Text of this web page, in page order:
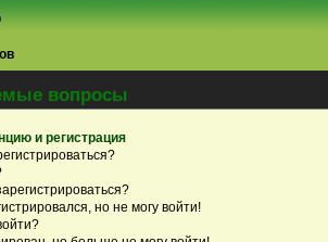
вопросы
и регистрация
но не могу войти!